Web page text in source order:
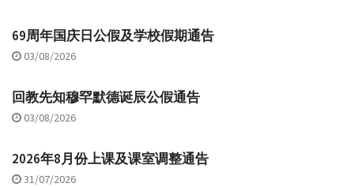
69周年国庆日公假及学校假期通告
03/08/2026
回教先知穆罕默德诞辰公假通告
03/08/2026
2026年8月份上课及课室调整通告
31/07/2026